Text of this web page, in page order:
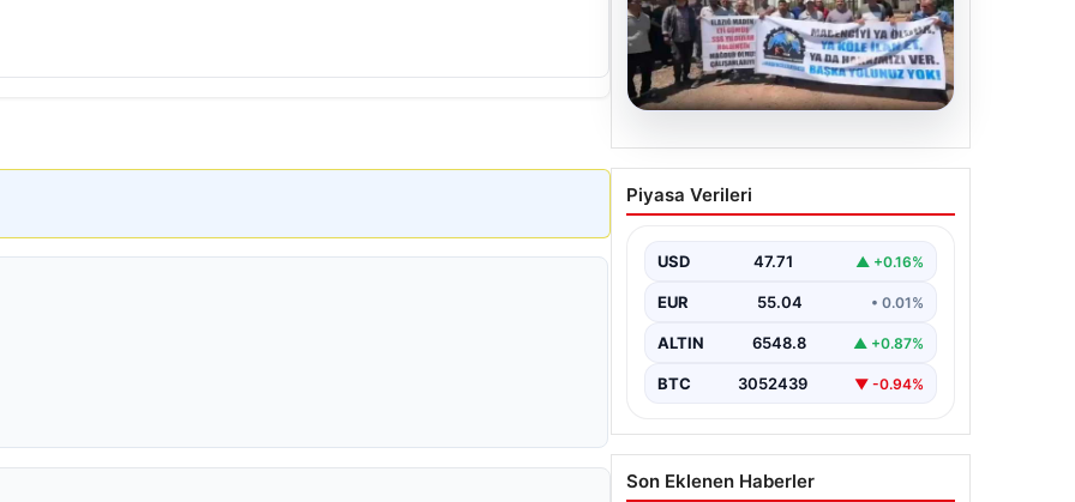
06.08.2026
Bağımsız Maden-İş:
‘Verilen sözler tutulmadı,
Piyasa Verileri
USD 47.71 ▲ +0.16%
EUR 55.04 • 0.01%
ALTIN 6548.8 ▲ +0.87%
BTC 3052439 ▼ -0.94%
Son Eklenen Haberler